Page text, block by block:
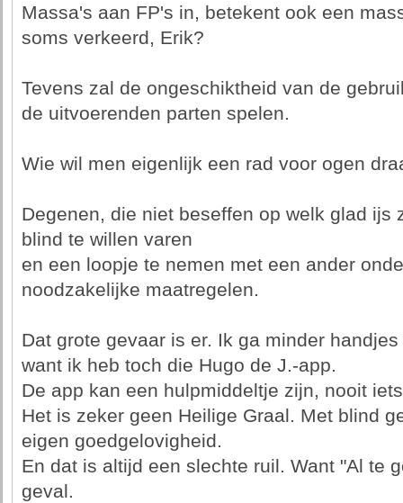
Massa's aan FP's in, betekent ook een
soms verkeerd, Erik?
Tevens zal de ongeschiktheid van de
de uitvoerenden parten spelen.
Wie wil men eigenlijk een rad voor ogen
Degenen, die niet beseffen op welk glad ijs
blind te willen varen
en een loopje te nemen met een ander
noodzakelijke maatregelen.
Dat grote gevaar is er. Ik ga minder
want ik heb toch die Hugo de J.-app.
De app kan een hulpmiddeltje zijn, nooit
Het is zeker geen Heilige Graal. Met blind
eigen goedgelovigheid.
En dat is altijd een slechte ruil. Want "Al te
geval.